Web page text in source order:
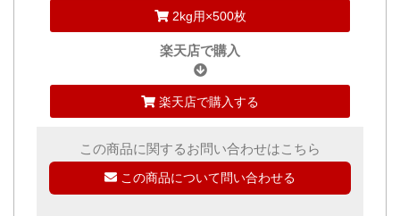
2kg用×500枚
楽天店で購入
楽天店で購入する
この商品に関するお問い合わせはこちら
この商品について問い合わせる